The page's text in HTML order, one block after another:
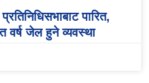
पारित,
वर्ष जेल हुने व्यवस्था